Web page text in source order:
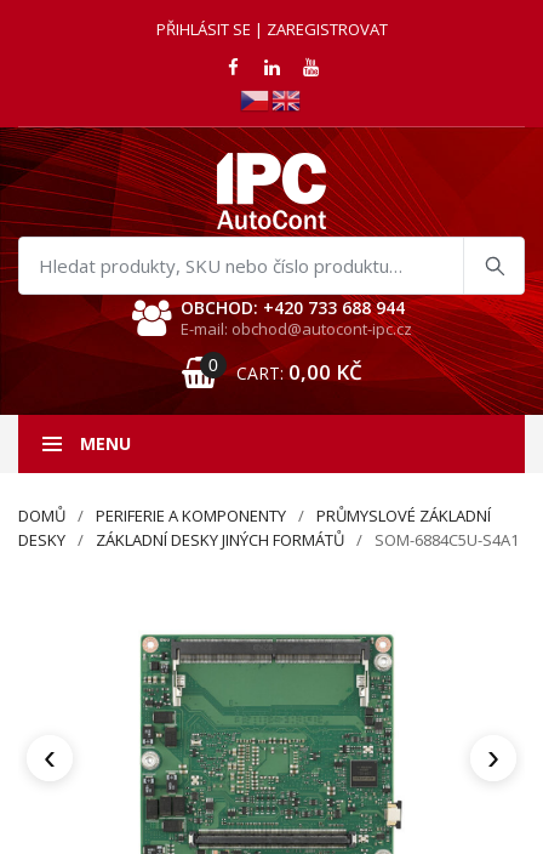
PŘIHLÁSIT SE | ZAREGISTROVAT
Hledat
produkty
OBCHOD: +420 733 688 944
E-mail: obchod@autocont-ipc.cz
0 CART: 0,00 KČ
MENU
DOMŮ PERIFERIE A KOMPONENTY
PRŮMYSLOVÉ ZÁKLADNÍ
DESKY
ZÁKLADNÍ DESKY JINÝCH FORMÁTŮ SOM-6884C5U-S4A1
‹ ›